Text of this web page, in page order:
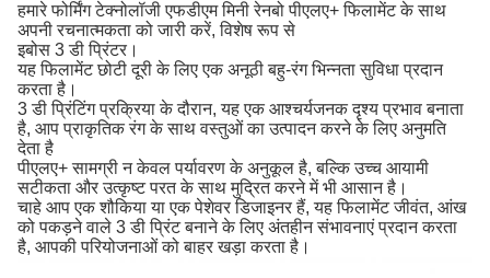
हमारे फोर्मिंग टेक्नोलॉजी एफडीएम मिनी रेनबो पीएलए+ फिलामेंट के साथ
अपनी रचनात्मकता को जारी करें, विशेष रूप से
इबोस 3 डी प्रिंटर।
यह फिलामेंट छोटी दूरी के लिए एक अनूठी बहु-रंग भिन्नता सुविधा प्रदान
करता है।
3 डी प्रिंटिंग प्रक्रिया के दौरान, यह एक आश्चर्यजनक दृश्य प्रभाव बनाता
है, आप प्राकृतिक रंग के साथ वस्तुओं का उत्पादन करने के लिए अनुमति
देता है
पीएलए+ सामग्री न केवल पर्यावरण के अनुकूल है, बल्कि उच्च आयामी
सटीकता और उत्कृष्ट परत के साथ मुद्रित करने में भी आसान है।
चाहे आप एक शौकिया या एक पेशेवर डिजाइनर हैं, यह फिलामेंट जीवंत, आंख
को पकड़ने वाले 3 डी प्रिंट बनाने के लिए अंतहीन संभावनाएं प्रदान करता
है, आपकी परियोजनाओं को बाहर खड़ा करता है।